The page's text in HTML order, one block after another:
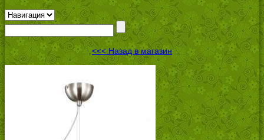
<<< Назад в магазин